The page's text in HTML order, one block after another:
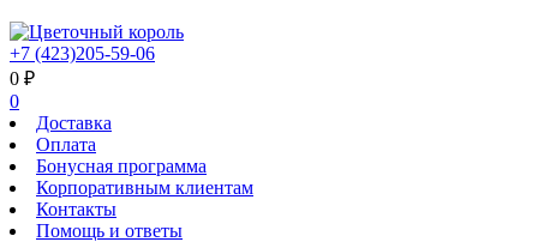
+7 (423)205-59-06
0 ₽
0
Доставка
Оплата
Бонусная программа
Корпоративным клиентам
Контакты
Помощь и ответы